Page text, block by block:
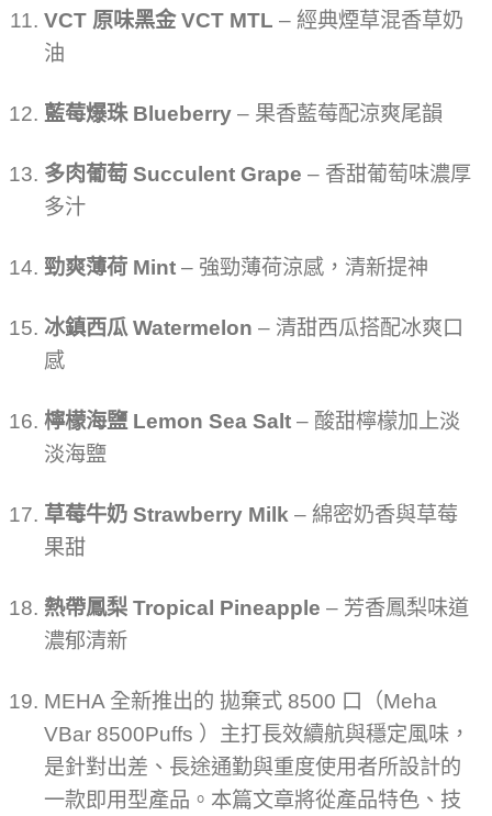
VCT 原味黑金 VCT MTL – 經典煙草混香草奶
油
藍莓爆珠 Blueberry– 果香藍莓配涼爽尾韻
多肉葡萄 Succulent Grape – 香甜葡萄味濃厚
多汁
勁爽薄荷 Mint– 強勁薄荷涼感，清新提神
冰鎮西瓜 Watermelon – 清甜西瓜搭配冰爽口
感
檸檬海鹽 Lemon Sea Salt– 酸甜檸檬加上淡
淡海鹽
草莓牛奶 Strawberry Milk – 綿密奶香與草莓
果甜
熱帶鳳梨 Tropical Pineapple – 芳香鳳梨味道
濃郁清新
MEHA 全新推出的 拋棄式 8500 口（Meha
VBar 8500Puffs ）主打長效續航與穩定風味，
是針對出差、長途通勤與重度使用者所設計的
一款即用型產品。本篇文章將從產品特色、技